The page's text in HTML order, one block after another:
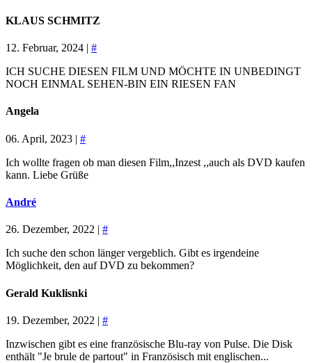
KLAUS SCHMITZ
12. Februar, 2024 | #
ICH SUCHE DIESEN FILM UND MÖCHTE IN UNBEDINGT
NOCH EINMAL SEHEN-BIN EIN RIESEN FAN
Angela
06. April, 2023 | #
Ich wollte fragen ob man diesen Film,,Inzest ,,auch als DVD kaufen
kann. Liebe Grüße
André
26. Dezember, 2022 | #
Ich suche den schon länger vergeblich. Gibt es irgendeine
Möglichkeit, den auf DVD zu bekommen?
Gerald Kuklisnki
19. Dezember, 2022 | #
Inzwischen gibt es eine französische Blu-ray von Pulse. Die Disk
enthält "Je brule de partout" in Französisch mit englischen...